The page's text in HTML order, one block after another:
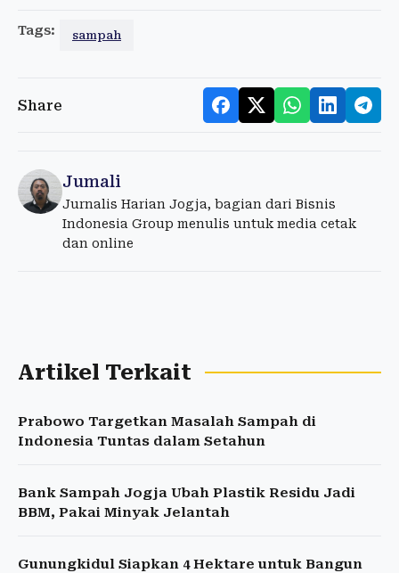
Tags: sampah
Share
Jumali
Jurnalis Harian Jogja, bagian dari Bisnis
Indonesia Group menulis untuk media cetak
dan online
Artikel Terkait
Prabowo Targetkan Masalah Sampah di
Indonesia Tuntas dalam Setahun
Bank Sampah Jogja Ubah Plastik Residu Jadi
BBM, Pakai Minyak Jelantah
Gunungkidul Siapkan 4 Hektare untuk Bangun